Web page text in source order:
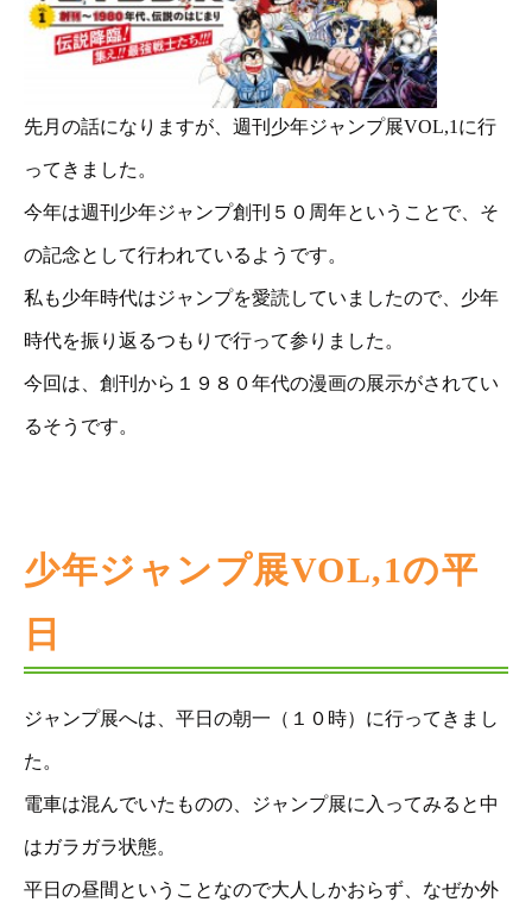
先月の話になりますが、週刊少年ジャンプ展VOL,1に行
ってきました。
今年は週刊少年ジャンプ創刊５０周年ということで、そ
の記念として行われているようです。
私も少年時代はジャンプを愛読していましたので、少年
時代を振り返るつもりで行って参りました。
今回は、創刊から１９８０年代の漫画の展示がされてい
るそうです。
少年ジャンプ展VOL,1の平
日
ジャンプ展へは、平日の朝一（１０時）に行ってきまし
た。
電車は混んでいたものの、ジャンプ展に入ってみると中
はガラガラ状態。
平日の昼間ということなので大人しかおらず、なぜか外